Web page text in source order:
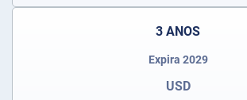
3 ANOS
Expira 2029
USD